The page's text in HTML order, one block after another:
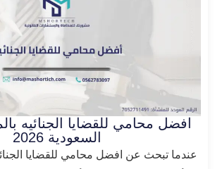
افضل محامي للقضايا الجنائيه
السعودية 2026
عندما تبحث عن افضل محامي للقضايا